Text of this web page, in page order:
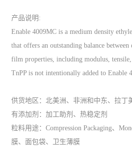
产品说明:
Enable 4009MC is a medium density
that offers an outstanding balance between
film properties, including modulus, tensile,
TnPP is not intentionally added to Enable
供货地区：北美洲、非洲和中东、拉丁
有添加剂：加工助剂、热稳定剂
粒料用途：Compression Packaging、
膜、面包袋、卫生薄膜